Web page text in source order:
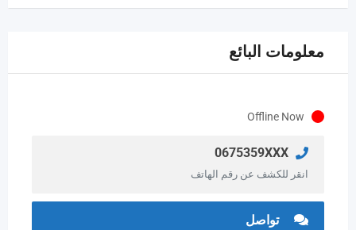
معلومات البائع
Offline Now
0675359XXX
انقر للكشف عن رقم الهاتف
تواصل